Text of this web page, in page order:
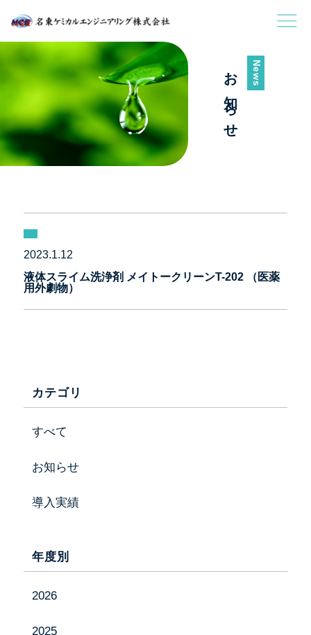
事業内容
製品紹介
News
お知らせ
2023.1.12
液体スライム洗浄剤 メイトークリーンT-202 （医薬
用外劇物）
カテゴリ
すべて
お知らせ
導入実績
年度別
2026
2025